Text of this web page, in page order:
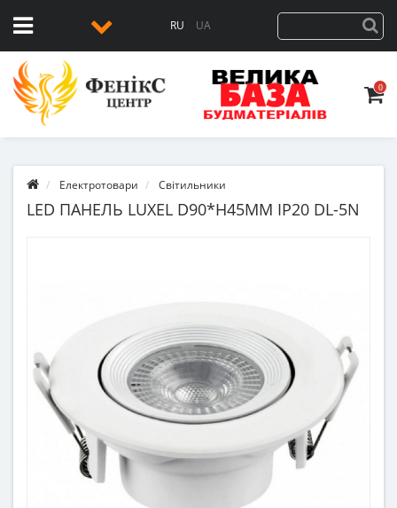
RU UA
0
Електротовари Світильники
LED ПАНЕЛЬ LUXEL D90*H45ММ IP20 DL-5N